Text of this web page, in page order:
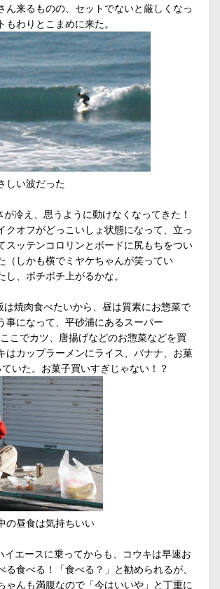
ん来るものの、セットでないと厳しくなっ
もわりとこまめに来た。
しい波だった
が冷え、思うように動けなくなってきた！
クオフがどっこいしょ状態になって、立っ
スッテンコロリンとボードに尻もちをつい
（しかも横でミヤケちゃんが笑ってい
し、ボチボチ上がるかな。
は焼肉食べたいから、昼は質素にお惣菜で
事になって、平砂浦にあるスーパー
ここでカツ、唐揚げなどのお惣菜などを買
はカップラーメンにライス、バナナ、お菓
いた。お菓子買いすぎじゃない！？
の昼食は気持ちいい
イエースに乗ってからも、コウキは早速お
る食べる！「食べる？」と勧められるが、
ゃんも満腹なので「今はいいや」と丁重に